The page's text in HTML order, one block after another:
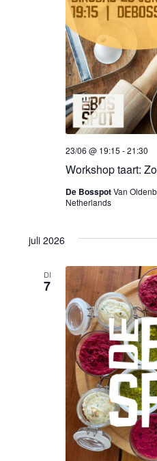
Workshop taart:
23/06 @ 19:15 -21:30
De BosspotVan
Netherlands
juli 2026
DI
7